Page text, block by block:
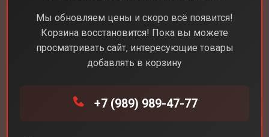
Консоли Sony PS5 Slim Digital Edition
Мы обновляем цены и скоро всё появится!
Корзина восстановится! Пока вы можете
просматривать сайт, интересующие товары
добавлять в корзину
+7 (989) 989-47-77